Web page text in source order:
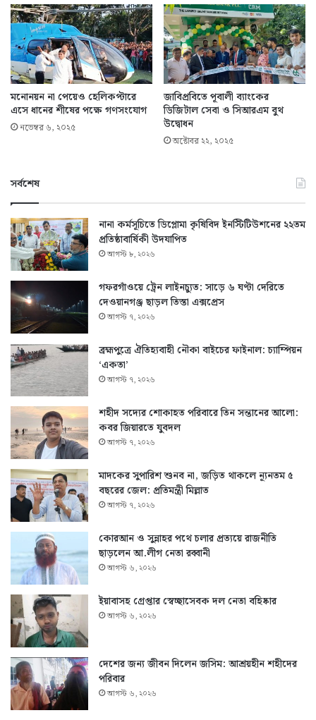
মনোনয়ন না পেয়েও হেলিকপ্টারে
এসে ধানের শীষের পক্ষে গণসংযোগ
নভেম্বর ৬, ২০২৫
জাবিপ্রবিতে পূবালী ব্যাংকের
ডিজিটাল সেবা ও সিআরএম বুথ
উদ্বোধন
অক্টোবর ২২, ২০২৫
সর্বশেষ
নানা কর্মসূচিতে ডিপ্লোমা কৃষিবিদ ইনস্টিটিউশনের ২২তম
প্রতিষ্ঠাবার্ষিকী উদযাপিত
আগস্ট ৮, ২০২৬
গফরগাঁওয়ে ট্রেন লাইনচ্যুত: সাড়ে ৬ ঘণ্টা দেরিতে
দেওয়ানগঞ্জ ছাড়ল তিস্তা এক্সপ্রেস
আগস্ট ৭, ২০২৬
ব্রহ্মপুত্রে ঐতিহ্যবাহী নৌকা বাইচের ফাইনাল: চ্যাম্পিয়ন
‘একতা’
আগস্ট ৭, ২০২৬
শহীদ সদ্যের শোকাহত পরিবারে তিন সন্তানের আলো:
কবর জিয়ারতে যুবদল
আগস্ট ৭, ২০২৬
মাদকের সুপারিশ শুনব না, জড়িত থাকলে ন্যূনতম ৫
বছরের জেল: প্রতিমন্ত্রী মিল্লাত
আগস্ট ৭, ২০২৬
কোরআন ও সুন্নাহর পথে চলার প্রত্যয়ে রাজনীতি
ছাড়লেন আ.লীগ নেতা রব্বানী
আগস্ট ৬, ২০২৬
ইয়াবাসহ গ্রেপ্তার স্বেচ্ছাসেবক দল নেতা বহিষ্কার
আগস্ট ৬, ২০২৬
দেশের জন্য জীবন দিলেন জসিম: আশ্রয়হীন শহীদের
পরিবার
আগস্ট ৬, ২০২৬